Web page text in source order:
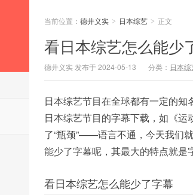
当前位置： 德井义实 > 日本综艺 > 正文
看日本综艺怎么能少
德井义实 发布于 2024-05-13 分类： 日本
日本综艺节目在全球都有一定的
日本综艺节目的字幕下载，如《
了“瓶颈”——语言不通，今天我们
能少了字幕呢，其最大的特点就是
看日本综艺怎么能少了字幕